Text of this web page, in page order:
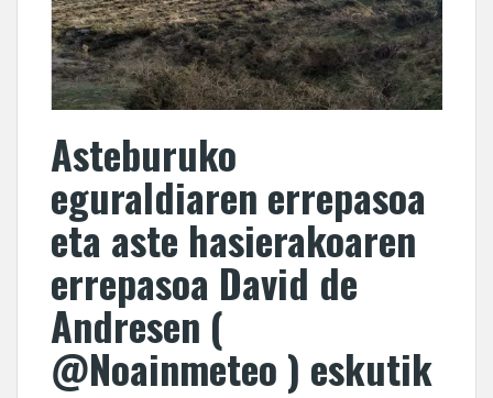
Asteburuko
eguraldiaren errepasoa
eta aste hasierakoaren
errepasoa David de
Andresen (
@Noainmeteo ) eskutik